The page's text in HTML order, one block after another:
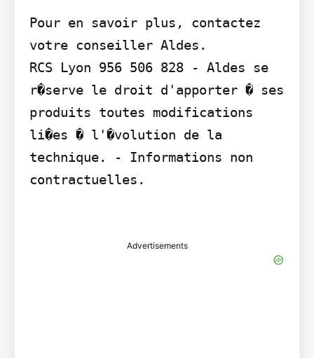
Pour en savoir plus, contactez
votre conseiller Aldes.
RCS Lyon 956 506 828 - Aldes se
r�serve le droit d'apporter � ses
produits toutes modifications
li�es � l'�volution de la
technique. - Informations non
contractuelles.
Advertisements